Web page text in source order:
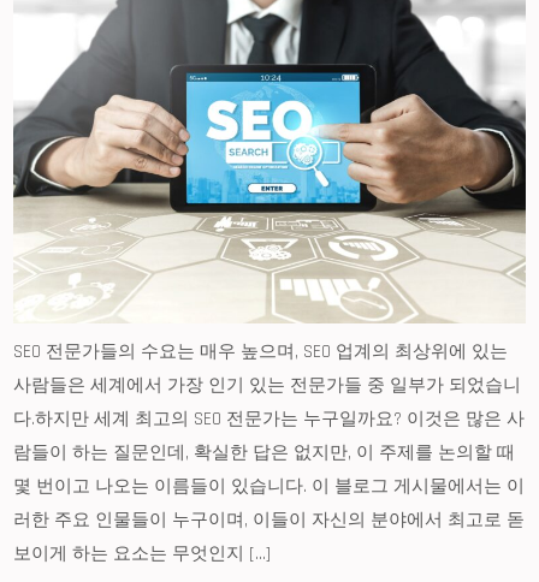
SEO 전문가들의 수요는 매우 높으며, SEO 업계의 최상위에 있는
사람들은 세계에서 가장 인기 있는 전문가들 중 일부가 되었습니
다.하지만 세계 최고의 SEO 전문가는 누구일까요? 이것은 많은 사
람들이 하는 질문인데, 확실한 답은 없지만, 이 주제를 논의할 때
몇 번이고 나오는 이름들이 있습니다. 이 블로그 게시물에서는 이
러한 주요 인물들이 누구이며, 이들이 자신의 분야에서 최고로 돋
보이게 하는 요소는 무엇인지 […]